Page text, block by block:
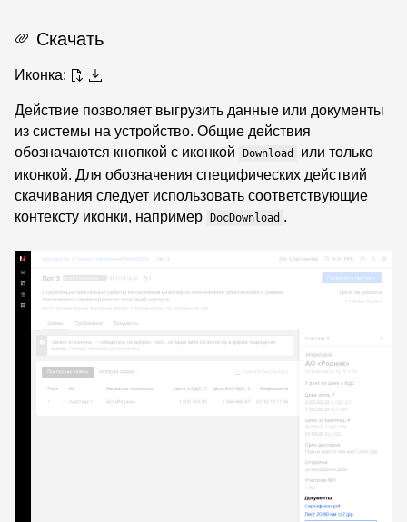
Скачать
Иконка:
Действие позволяет выгрузить данные или документы
из системы на устройство. Общие действия
обозначаются кнопкой с иконкой
Download
или только
иконкой. Для обозначения специфических действий
скачивания следует использовать соответствующие
контексту иконки, например
DocDownload .